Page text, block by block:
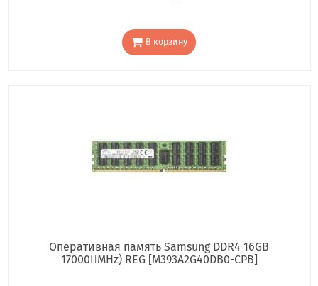
В корзину
Оперативная память Samsung DDR4 16GB
17000񢋕MHz) REG [M393A2G40DB0-CPB]